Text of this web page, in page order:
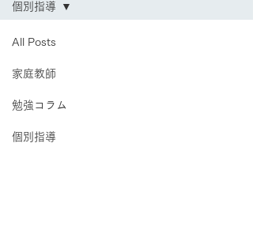
All Posts
家庭教師
勉強コラム
個別指導
個別指導